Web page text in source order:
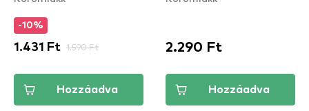
-10%
1.431 Ft 1.590 Ft
Hozzáadva
2.290 Ft
Hozzáadva